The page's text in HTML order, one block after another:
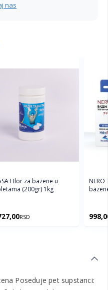
nas
Hlor za bazene u
(200gr) 1kg
RSD
Poseduje pet supstanci: